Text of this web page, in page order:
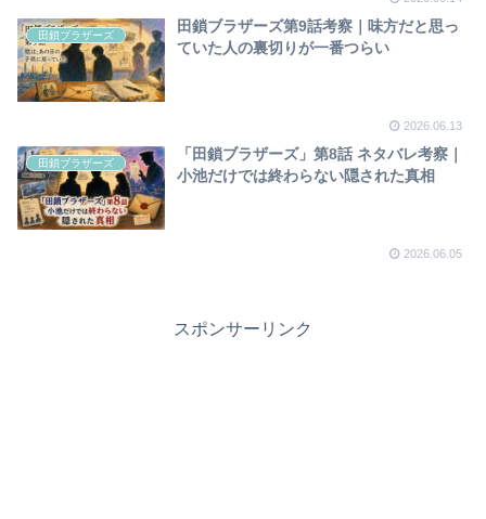
田鎖ブラザーズ
田鎖ブラザーズ第9話考察｜味方だと思っ
ていた人の裏切りが一番つらい
2026.06.13
田鎖ブラザーズ
「田鎖ブラザーズ」第8話 ネタバレ考察｜
小池だけでは終わらない隠された真相
2026.06.05
スポンサーリンク